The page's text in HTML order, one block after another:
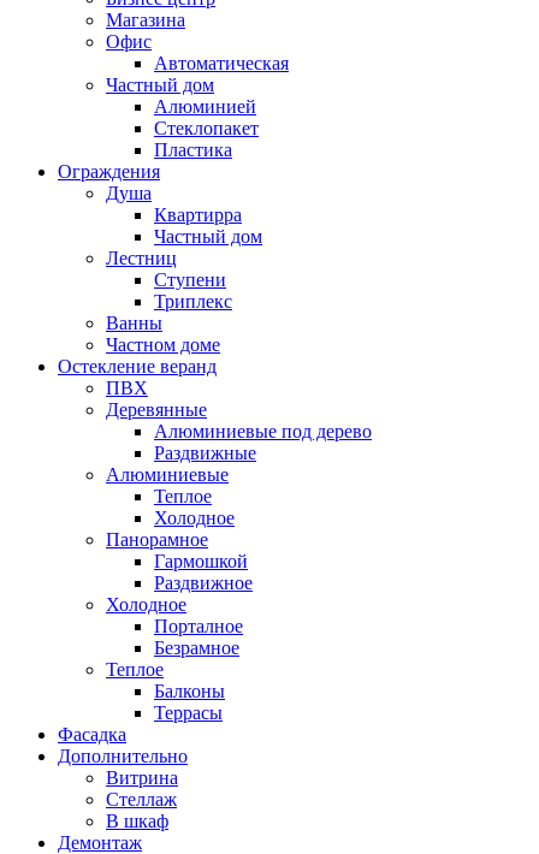
Магазина
Офис
Автоматическая
Частный дом
Алюминией
Стеклопакет
Пластика
Ограждения
Душа
Квартирра
Частный дом
Лестниц
Ступени
Триплекс
Ванны
Частном доме
Остекление веранд
ПВХ
Деревянные
Алюминиевые под дерево
Раздвижные
Алюминиевые
Теплое
Холодное
Панорамное
Гармошкой
Раздвижное
Холодное
Порталное
Безрамное
Теплое
Балконы
Террасы
Фасадка
Дополнительно
Витрина
Стеллаж
В шкаф
Демонтаж